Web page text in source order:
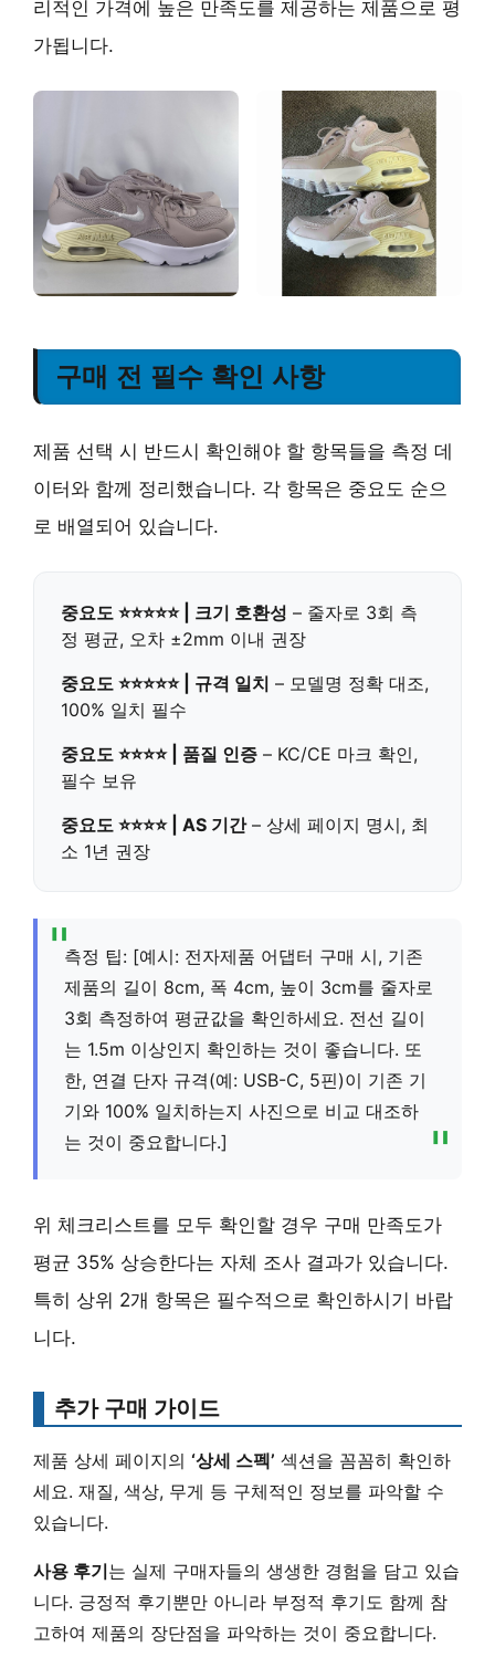
리적인 가격에 높은 만족도를 제공하는 제품으로 평
가됩니다.
구매 전 필수 확인 사항
제품 선택 시 반드시 확인해야 할 항목들을 측정 데
이터와 함께 정리했습니다. 각 항목은 중요도 순으
로 배열되어 있습니다.
중요도 ⭐⭐⭐⭐⭐ | 크기 호환성 – 줄자로 3회 측
정 평균, 오차 ±2mm 이내 권장
중요도 ⭐⭐⭐⭐⭐ | 규격 일치 – 모델명 정확 대조,
100% 일치 필수
중요도 ⭐⭐⭐⭐ | 품질 인증 – KC/CE 마크 확인,
필수 보유
중요도 ⭐⭐⭐⭐ | AS 기간– 상세 페이지 명시, 최
소 1년 권장
측정 팁: [예시: 전자제품 어댑터 구매 시, 기존
제품의 길이 8cm, 폭 4cm, 높이 3cm를 줄자로
3회 측정하여 평균값을 확인하세요. 전선 길이
는 1.5m 이상인지 확인하는 것이 좋습니다. 또
한, 연결 단자 규격(예: USB-C, 5핀)이 기존 기
기와 100% 일치하는지 사진으로 비교 대조하
는 것이 중요합니다.]
위 체크리스트를 모두 확인할 경우 구매 만족도가
평균 35% 상승한다는 자체 조사 결과가 있습니다.
특히 상위 2개 항목은 필수적으로 확인하시기 바랍
니다.
추가 구매 가이드
제품 상세 페이지의 ‘상세 스펙’ 섹션을 꼼꼼히 확인하
세요. 재질, 색상, 무게 등 구체적인 정보를 파악할 수
있습니다.
사용 후기는 실제 구매자들의 생생한 경험을 담고 있습
니다. 긍정적 후기뿐만 아니라 부정적 후기도 함께 참
고하여 제품의 장단점을 파악하는 것이 중요합니다.